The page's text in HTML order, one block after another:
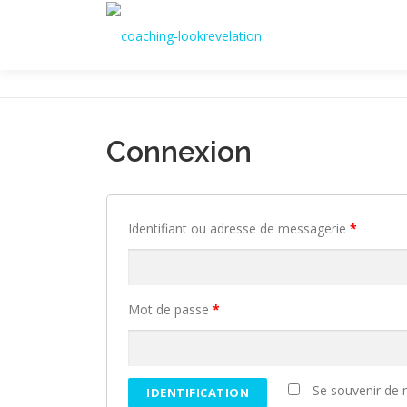
Connexion
Identifiant ou adresse de messagerie *
Mot de passe *
Se souvenir de
IDENTIFICATION